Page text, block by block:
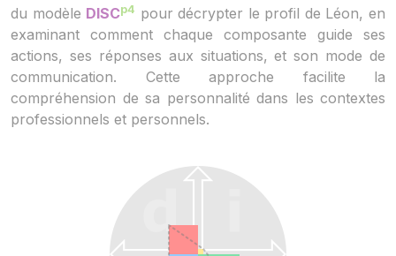
du modèle DISCp4 pour décrypter le profil de Léon, en
examinant comment chaque composante guide ses
actions, ses réponses aux situations, et son mode de
communication. Cette approche facilite la
compréhension de sa personnalité dans les contextes
professionnels et personnels.